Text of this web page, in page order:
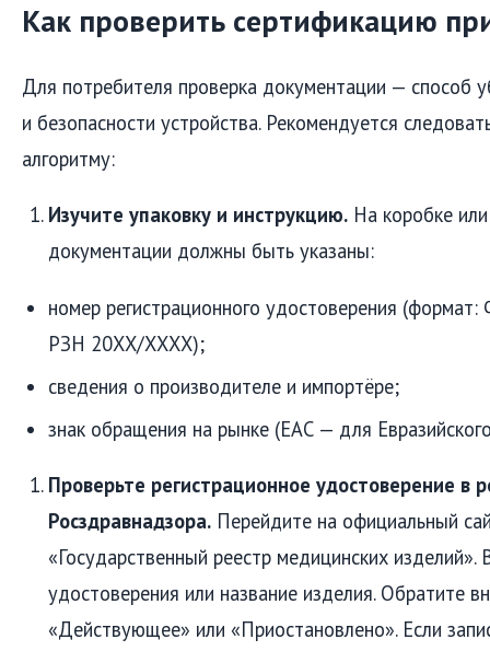
Как проверить сертификацию
Для потребителя проверка документации — способ
и безопасности устройства. Рекомендуется
алгоритму:
Изучите упаковку и инструкцию. На коробке
документации должны быть указаны:
номер регистрационного удостоверения
РЗН 20ХХ/ХХХХ);
сведения о производителе и импортёре;
знак обращения на рынке (ЕАС — для
Проверьте регистрационное удостоверение в
Росздравнадзора. Перейдите на официальный
«Государственный реестр медицинских изделий».
удостоверения или название изделия. Обратите
«Действующее» или «Приостановлено». Если